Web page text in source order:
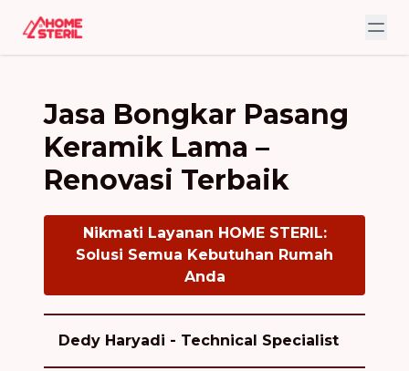
Jasa Bongkar Pasang
Keramik Lama –
Renovasi Terbaik
Nikmati Layanan HOME STERIL:
Solusi Semua Kebutuhan Rumah
Anda
Dedy Haryadi - Technical Specialist